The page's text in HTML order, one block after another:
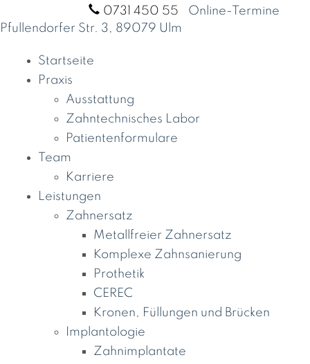
0731 450 55
Online-Termine
Pfullendorfer Str. 3, 89079 Ulm
Startseite
Praxis
Ausstattung
Zahntechnisches Labor
Patientenformulare
Team
Karriere
Leistungen
Zahnersatz
Metallfreier Zahnersatz
Komplexe Zahnsanierung
Prothetik
CEREC
Kronen, Füllungen und Brücken
Implantologie
Zahnimplantate